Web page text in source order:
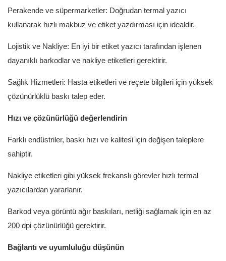
Perakende ve süpermarketler: Doğrudan termal yazıcı
kullanarak hızlı makbuz ve etiket yazdırması için idealdir.
Lojistik ve Nakliye: En iyi bir etiket yazıcı tarafından işlenen
dayanıklı barkodlar ve nakliye etiketleri gerektirir.
Sağlık Hizmetleri: Hasta etiketleri ve reçete bilgileri için yüksek
çözünürlüklü baskı talep eder.
Hızı ve çözünürlüğü değerlendirin
Farklı endüstriler, baskı hızı ve kalitesi için değişen taleplere
sahiptir.
Nakliye etiketleri gibi yüksek frekanslı görevler hızlı termal
yazıcılardan yararlanır.
Barkod veya görüntü ağır baskıları, netliği sağlamak için en az
200 dpi çözünürlüğü gerektirir.
Bağlantı ve uyumluluğu düşünün